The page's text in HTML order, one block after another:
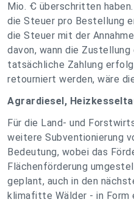
Mio. Ꞓ überschritten
die Steuer pro Bestellung
die Steuer mit der
davon, wann die
tatsächliche Zahlung
retourniert werden, wäre
Agrardiesel,
Für die Land- und
weitere Subventionierung
Bedeutung, wobei das
Flächenförderung
geplant, auch in den
klimafitte Wälder - in Form